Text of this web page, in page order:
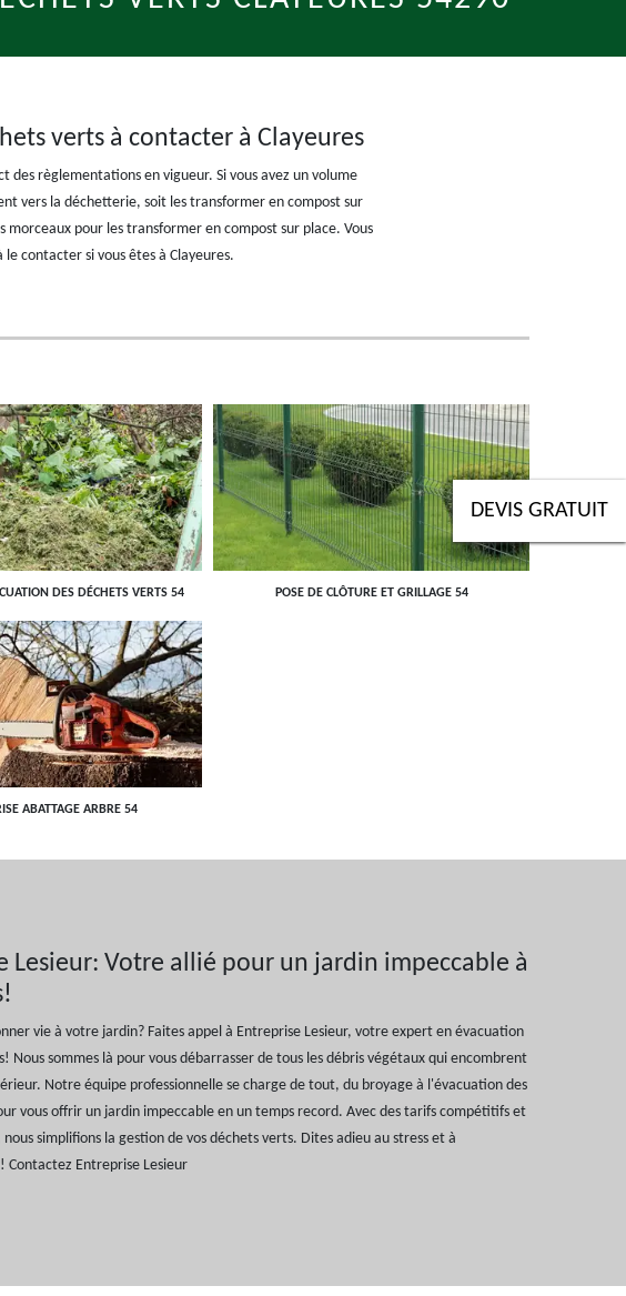
DEVIS GRATUIT
verts à contacter à Clayeures
des règlementations en vigueur. Si vous avez un volume
vers la déchetterie, soit les transformer en compost sur
morceaux pour les transformer en compost sur place. Vous
contacter si vous êtes à Clayeures.
DES DÉCHETS VERTS 54 POSE DE CLÔTURE ET GRILLAGE 54
ABATTAGE ARBRE 54
Lesieur: Votre allié pour un jardin impeccable à
vie à votre jardin? Faites appel à Entreprise Lesieur, votre expert en évacuation
Nous sommes là pour vous débarrasser de tous les débris végétaux qui encombrent
Notre équipe professionnelle se charge de tout, du broyage à l'évacuation des
vous offrir un jardin impeccable en un temps record. Avec des tarifs compétitifs et
simplifions la gestion de vos déchets verts. Dites adieu au stress et à
Contactez Entreprise Lesieur